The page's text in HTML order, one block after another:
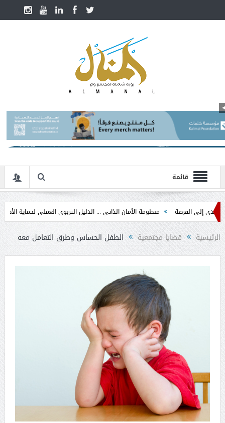
قائمة
الفرصة منظومة الأمان الذاتي ... الدليل التربوي العملي لحماية الأطفال في
الرئيسية قضايا مجتمعية الطفل الحساس وطرق التعامل معه